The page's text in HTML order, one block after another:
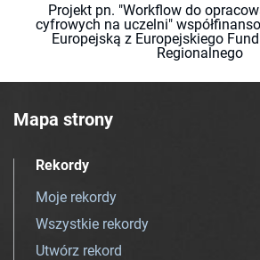
Projekt pn. "Workflow do
cyfrowych na uczelni"
Europejską z Europejskiego
Regionalnego
Mapa strony
Rekordy
Moje rekordy
Wszystkie rekordy
Utwórz rekord